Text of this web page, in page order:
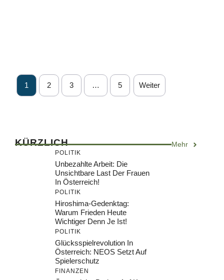
1 2 3 … 5 Weiter
KÜRZLICH Mehr
POLITIK
Unbezahlte Arbeit: Die
Unsichtbare Last Der Frauen
In Österreich!
POLITIK
Hiroshima-Gedenktag:
Warum Frieden Heute
Wichtiger Denn Je Ist!
POLITIK
Glücksspielrevolution In
Österreich: NEOS Setzt Auf
Spielerschutz
FINANZEN